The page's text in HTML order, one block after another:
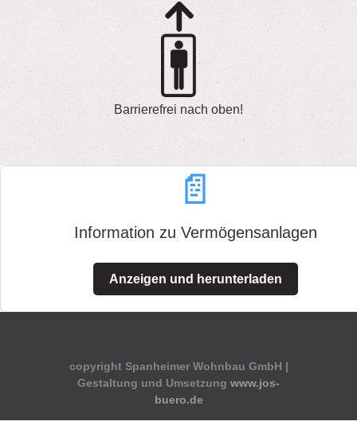
Barrierefrei nach oben!
📄
Information zu Vermögensanlagen
Anzeigen und herunterladen
copyright Spanheimer Wohnbau GmbH |
Gestaltung und Umsetzung www.jos-
buero.de